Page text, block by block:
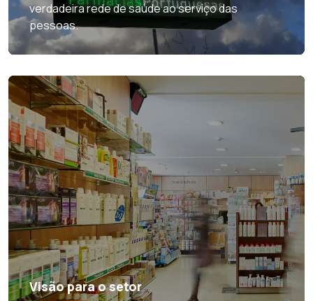
verdadeira rede de saúde ao serviço das
pessoas.
Visão para o setor